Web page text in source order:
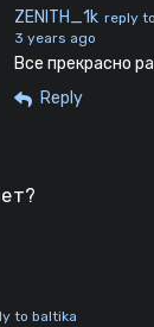
ZENITH_1k reply
3 years ago
Все прекрасно
Reply
to baltika